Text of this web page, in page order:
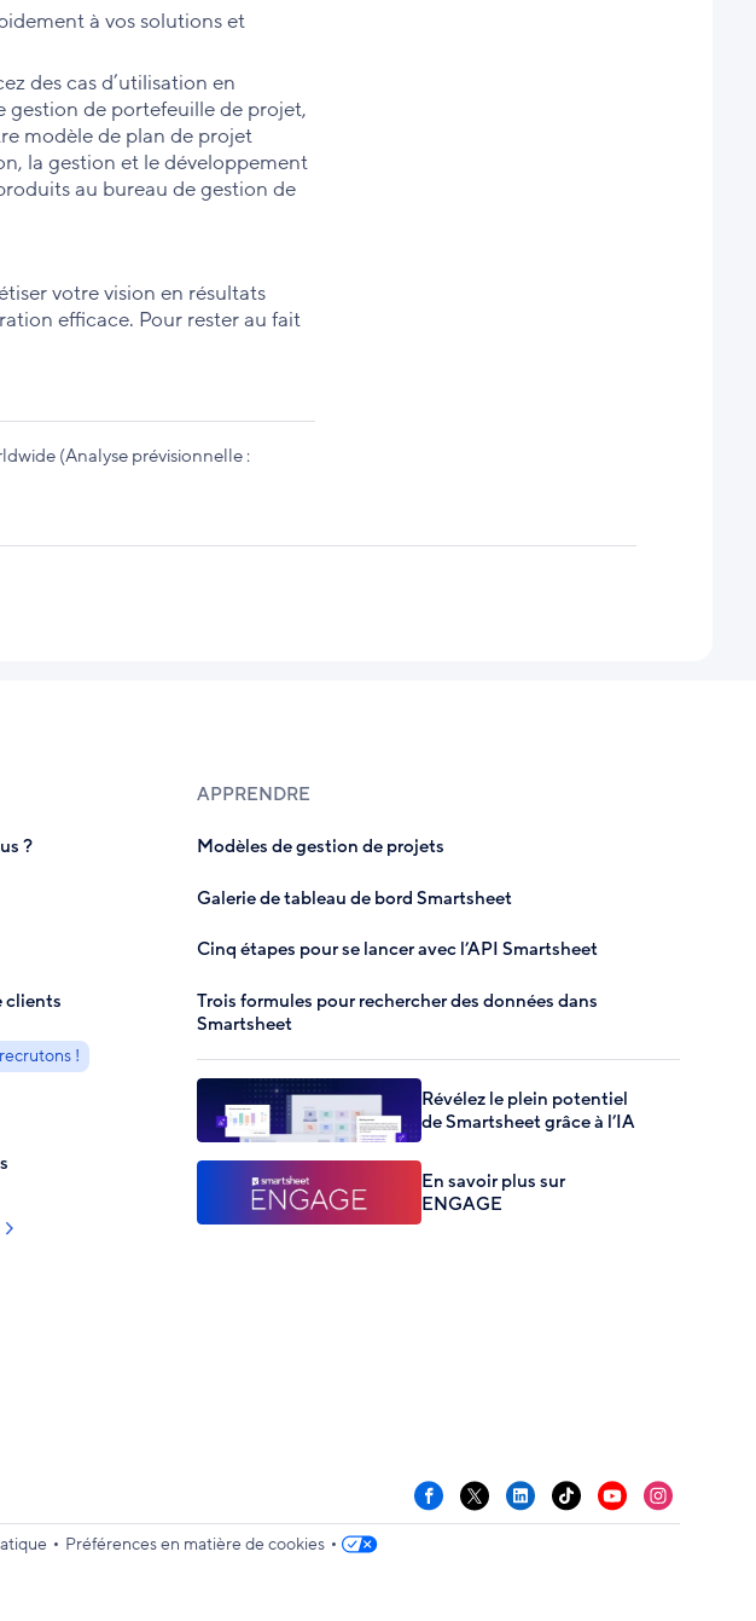
à vos solutions et
des cas d’utilisation en
gestion de portefeuille de projet,
modèle de plan de projet
la gestion et le développement
au bureau de gestion de
votre vision en résultats
efficace. Pour rester au fait
(Analyse prévisionnelle :
?
clients
!
APPRENDRE
Modèles de gestion de projets
Galerie de tableau de bord Smartsheet
Cinq étapes pour se lancer avec l’API Smartsheet
Trois formules pour rechercher des données dans
Smartsheet
Révélez le plein potentiel
de Smartsheet grâce à l’IA
En savoir plus sur
ENGAGE
Facebook
X LinkedInTikTokYouTubeInstagram
• Préférences en matière de cookies •